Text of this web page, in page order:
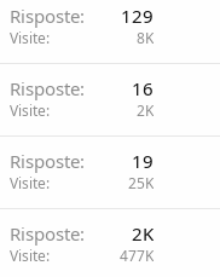
Risposte 129
Visite 8K
Risposte 16
Visite 2K
Risposte 19
Visite 25K
Risposte 2K
Visite 477K